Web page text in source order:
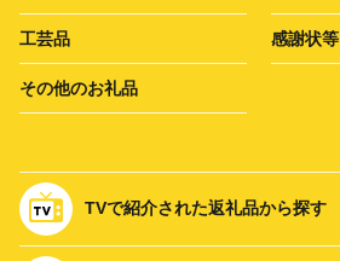
工芸品 感謝状等
その他のお礼品
TVで紹介された返礼品から探す